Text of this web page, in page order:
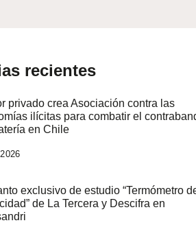
recientes
privado crea Asociación contra las
ilícitas para combatir el
en Chile
exclusivo de estudio “Termómetro
de La Tercera y Descifra en